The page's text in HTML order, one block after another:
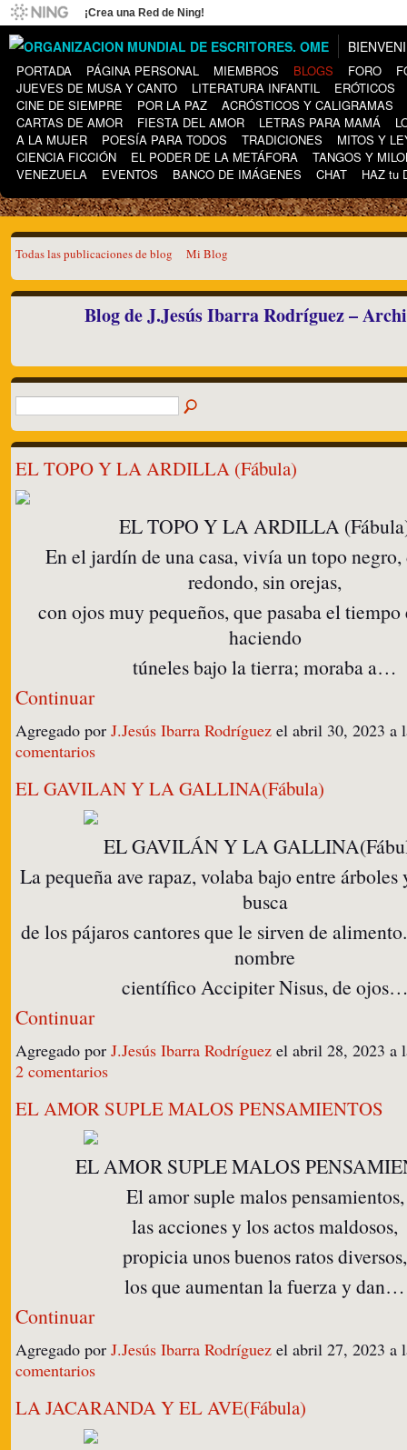
¡Crea una Red de Ning!
PORTADA PÁGINA PERSONAL MIEMBROS BLOGS FORO
JUEVES DE MUSA Y CANTO
LITERATURA INFANTIL
ERÓTICOS
CINE DE SIEMPRE
POR LA PAZ
ACRÓSTICOS Y CALIGRAMAS
CARTAS DE AMOR
FIESTA DEL AMOR LETRAS PARA MAMÁ
A LA MUJER
POESÍA PARA TODOS TRADICIONES
MITOS Y
CIENCIA FICCIÓN
EL PODER DE LA METÁFORA
TANGOS Y
VENEZUELA
EVENTOS BANCO DE IMÁGENES CHAT HAZ tu
Todas las publicaciones de blog Mi Blog
Blog de J.Jesús Ibarra Rodríguez –
EL TOPO Y LA ARDILLA (Fábula)
EL TOPO Y LA ARDILLA
En el jardín de una casa, vivía un topo
redondo, sin orejas,
con ojos muy pequeños, que pasaba el tiempo
haciendo
túneles bajo la tierra; moraba a…
Continuar
Agregado por J.Jesús Ibarra Rodríguez el abril 30, 2023
comentarios
EL GAVILAN Y LA GALLINA(Fábula)
EL GAVILÁN Y LA
La pequeña ave rapaz, volaba bajo entre árboles
busca
de los pájaros cantores que le sirven de
nombre
científico Accipiter Nisus, de
Continuar
Agregado por J.Jesús Ibarra Rodríguez el abril 28, 2023 a
2 comentarios
EL AMOR SUPLE MALOS PENSAMIENTOS
EL AMOR SUPLE MALOS
El amor suple malos pensamientos,
las acciones y los actos maldosos,
propicia unos buenos ratos diversos,
los que aumentan la fuerza y dan…
Continuar
Agregado por J.Jesús Ibarra Rodríguez el abril 27, 2023
comentarios
LA JACARANDA Y EL AVE(Fábula)